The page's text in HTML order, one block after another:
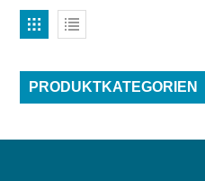
PRODUKTKATEGORIEN